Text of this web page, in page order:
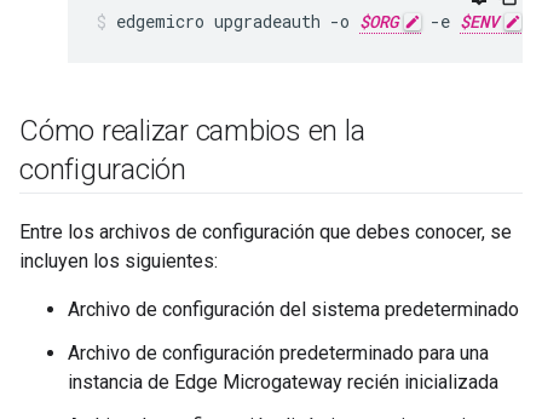
edgemicro upgradeauth -o $ORG -e $ENV -
Cómo realizar cambios en la
configuración
Entre los archivos de configuración que debes conocer, se
incluyen los siguientes:
Archivo de configuración del sistema predeterminado
Archivo de configuración predeterminado para una
instancia de Edge Microgateway recién inicializada